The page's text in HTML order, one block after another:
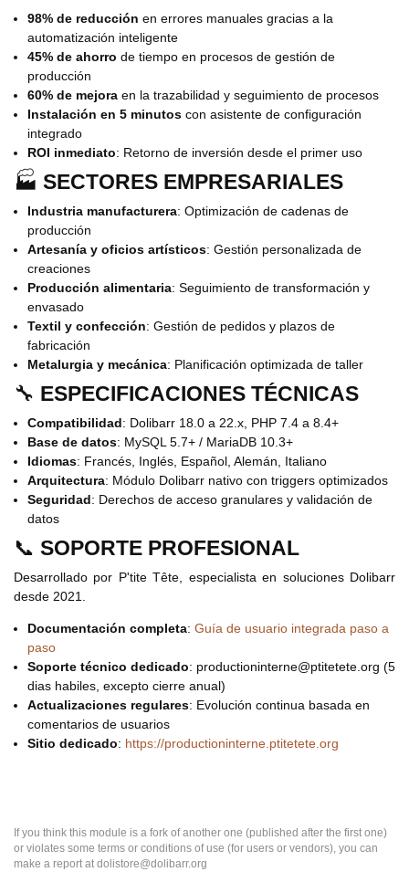
98% de reducción en errores manuales gracias a la
automatización inteligente
45% de ahorro de tiempo en procesos de gestión de
producción
60% de mejora en la trazabilidad y seguimiento de procesos
Instalación en 5 minutos con asistente de configuración
integrado
ROI inmediato: Retorno de inversión desde el primer uso
🏭 SECTORES EMPRESARIALES
Industria manufacturera: Optimización de cadenas de
producción
Artesanía y oficios artísticos: Gestión personalizada de
creaciones
Producción alimentaria: Seguimiento de transformación y
envasado
Textil y confección: Gestión de pedidos y plazos de
fabricación
Metalurgia y mecánica: Planificación optimizada de taller
🔧 ESPECIFICACIONES TÉCNICAS
Compatibilidad: Dolibarr 18.0 a 22.x, PHP 7.4 a 8.4+
Base de datos: MySQL 5.7+ / MariaDB 10.3+
Idiomas: Francés, Inglés, Español, Alemán, Italiano
Arquitectura: Módulo Dolibarr nativo con triggers optimizados
Seguridad: Derechos de acceso granulares y validación de
datos
📞 SOPORTE PROFESIONAL
Desarrollado por P'tite Tête, especialista en soluciones Dolibarr
desde 2021.
Documentación completa: Guía de usuario integrada paso a
paso
Soporte técnico dedicado: productioninterne@ptitetete.org (5
dias habiles, excepto cierre anual)
Actualizaciones regulares: Evolución continua basada en
comentarios de usuarios
Sitio dedicado: https://productioninterne.ptitetete.org
If you think this module is a fork of another one (published after the first one)
or violates some terms or conditions of use (for users or vendors), you can
make a report at dolistore@dolibarr.org